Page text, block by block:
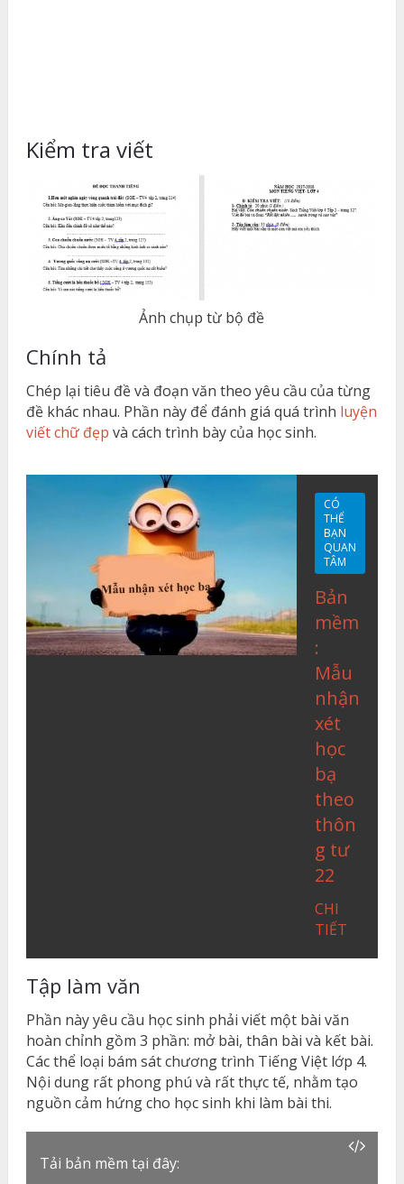
Kiểm tra viết
Ảnh chụp từ bộ đề
Chính tả
Chép lại tiêu đề và đoạn văn theo yêu cầu của từng
đề khác nhau. Phần này để đánh giá quá trình luyện
viết chữ đẹp và cách trình bày của học sinh.
CÓ
THỂ
BẠN
QUAN
TÂM
Bản
mềm
:
Mẫu
nhận
xét
học
bạ
theo
thôn
g tư
22
CHI
TIẾT
Tập làm văn
Phần này yêu cầu học sinh phải viết một bài văn
hoàn chỉnh gồm 3 phần: mở bài, thân bài và kết bài.
Các thể loại bám sát chương trình Tiếng Việt lớp 4.
Nội dung rất phong phú và rất thực tế, nhằm tạo
nguồn cảm hứng cho học sinh khi làm bài thi.
Tải bản mềm tại đây: